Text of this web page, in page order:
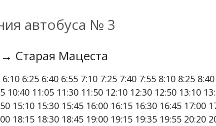
автобуса № 3
Старая Мацеста
6:10 6:25 6:40 6:55 7:10 7:25 7:40 7:55 8:10 8:25
10:40 11:05 11:30 11:50 12:10 12:30 12:50 13:10
15:10 15:30 15:45 16:00 16:15 16:30 16:45 17:00
18:15 18:30 18:45 19:00 19:15 19:35 19:55 20:20